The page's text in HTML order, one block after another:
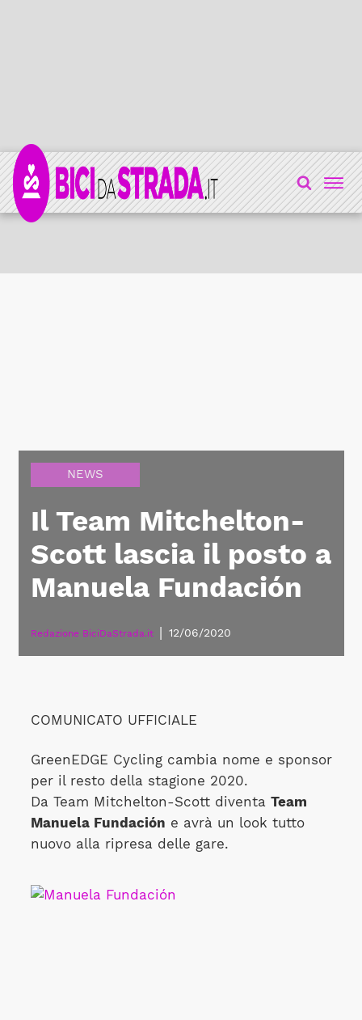
NEWS
Il Team Mitchelton-
Scott lascia il posto a
Manuela Fundación
Redazione BiciDaStrada.it 12/06/2020
COMUNICATO UFFICIALE
GreenEDGE Cycling cambia nome e sponsor
per il resto della stagione 2020.
Da Team Mitchelton-Scott diventa Team
Manuela Fundación e avrà un look tutto
nuovo alla ripresa delle gare.